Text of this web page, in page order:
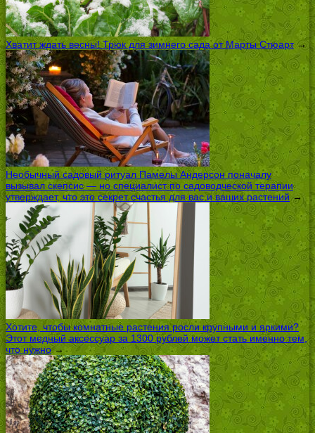
Хватит ждать весны! Трюк для зимнего сада от Марты Стюарт→
Необычный садовый ритуал Памелы Андерсон поначалу
вызывал скепсис — но специалист по садоводческой терапии
утверждает, что это секрет счастья для вас и ваших растений→
Хотите, чтобы комнатные растения росли крупными и яркими?
Этот медный аксессуар за 1300 рублей может стать именно тем,
что нужно→